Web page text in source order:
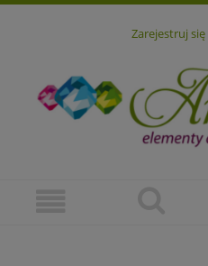
Zarejestruj się